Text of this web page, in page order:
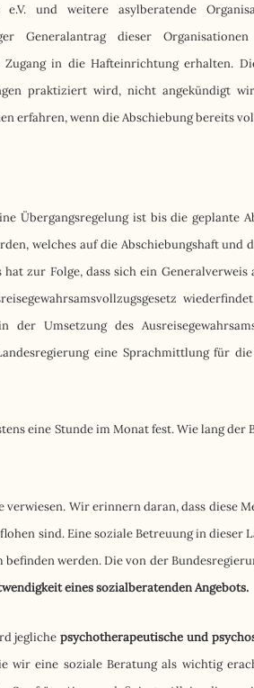
und weitere asylberatende
Generalantrag dieser
in die Hafteinrichtung erhalten.
praktiziert wird, nicht angekündigt
erfahren, wenn die Abschiebung bereits
Übergangsregelung ist bis die geplante
welches auf die Abschiebungshaft und
zur Folge, dass sich ein Generalverweis
Umsetzung des
eine Sprachmittlung für
eine Stunde im Monat fest. Wie lang
verwiesen. Wir erinnern daran, dass diese
sind. Eine soziale Betreuung in dieser
werden. Die von der
eines sozialberatenden Angebots.
jeglichepsychotherapeutische und
wir eine soziale Beratung als wichtig